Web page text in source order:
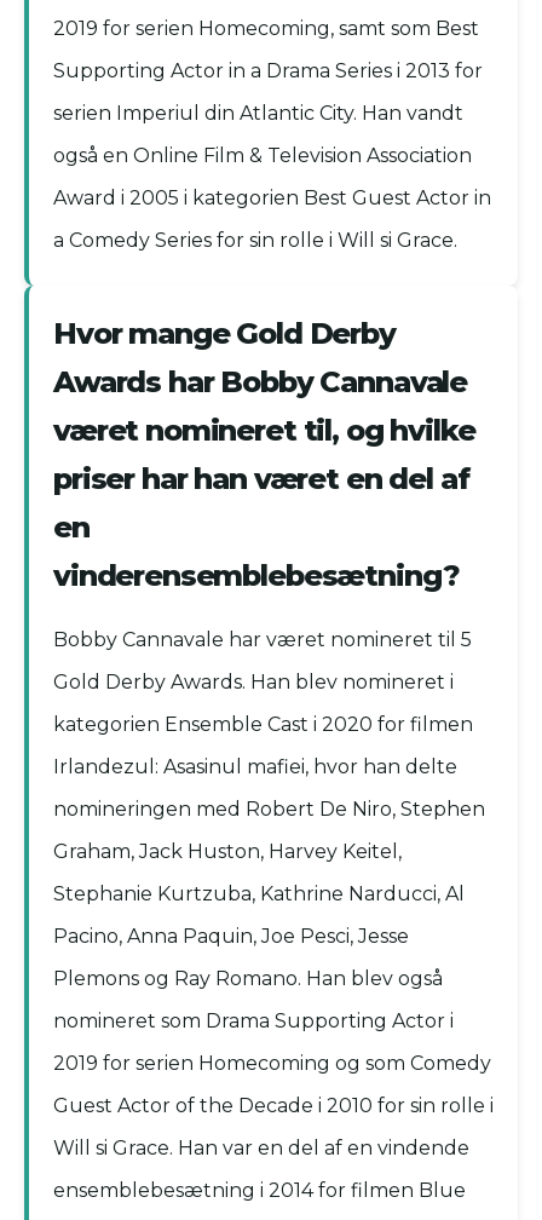
2019 for serien Homecoming, samt som Best
Supporting Actor in a Drama Series i 2013 for
serien Imperiul din Atlantic City. Han vandt
også en Online Film & Television Association
Award i 2005 i kategorien Best Guest Actor in
a Comedy Series for sin rolle i Will si Grace.
Hvor mange Gold Derby
Awards har Bobby Cannavale
været nomineret til, og hvilke
priser har han været en del af
en
vinderensemblebesætning?
Bobby Cannavale har været nomineret til 5
Gold Derby Awards. Han blev nomineret i
kategorien Ensemble Cast i 2020 for filmen
Irlandezul: Asasinul mafiei, hvor han delte
nomineringen med Robert De Niro, Stephen
Graham, Jack Huston, Harvey Keitel,
Stephanie Kurtzuba, Kathrine Narducci, Al
Pacino, Anna Paquin, Joe Pesci, Jesse
Plemons og Ray Romano. Han blev også
nomineret som Drama Supporting Actor i
2019 for serien Homecoming og som Comedy
Guest Actor of the Decade i 2010 for sin rolle i
Will si Grace. Han var en del af en vindende
ensemblebesætning i 2014 for filmen Blue